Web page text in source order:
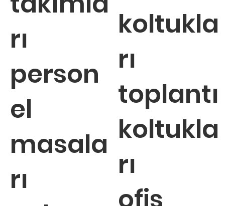
rı
person
el
masala
rı
koltukla
rı
toplantı
koltukla
rı